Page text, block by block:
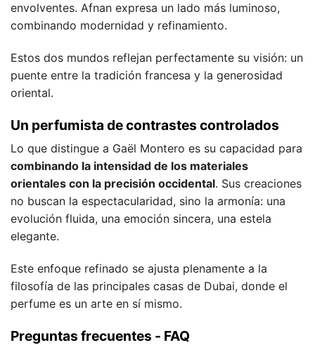
envolventes. Afnan expresa un lado más luminoso,
combinando modernidad y refinamiento.
Estos dos mundos reflejan perfectamente su visión: un
puente entre la tradición francesa y la generosidad
oriental.
Un perfumista de contrastes controlados
Lo que distingue a Gaël Montero es su capacidad para
combinando la intensidad de los materiales
orientales con la precisión occidental. Sus creaciones
no buscan la espectacularidad, sino la armonía: una
evolución fluida, una emoción sincera, una estela
elegante.
Este enfoque refinado se ajusta plenamente a la
filosofía de las principales casas de Dubai, donde el
perfume es un arte en sí mismo.
Preguntas frecuentes - FAQ